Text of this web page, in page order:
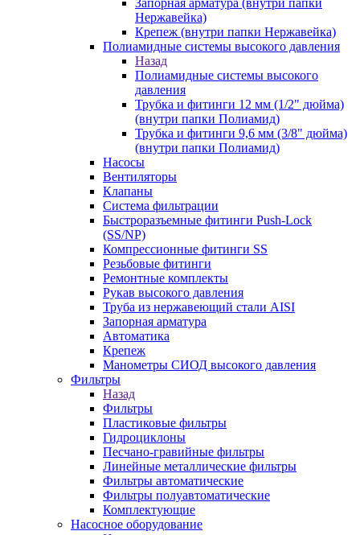
Запорная арматура (внутри папки
Нержавейка)
Крепеж (внутри папки Нержавейка)
Полиамидные системы высокого давления
Назад
Полиамидные системы высокого
давления
Трубка и фитинги 12 мм (1/2" дюйма)
(внутри папки Полиамид)
Трубка и фитинги 9,6 мм (3/8" дюйма)
(внутри папки Полиамид)
Насосы
Вентиляторы
Клапаны
Система фильтрации
Быстроразъемные фитинги Push-Lock
(SS/NP)
Компрессионные фитинги SS
Резьбовые фитинги
Ремонтные комплекты
Рукав высокого давления
Труба из нержавеющий стали AISI
Запорная арматура
Автоматика
Крепеж
Манометры СИОД высокого давления
Фильтры
Назад
Фильтры
Пластиковые фильтры
Гидроциклоны
Песчано-гравийные фильтры
Линейные металлические фильтры
Фильтры автоматические
Фильтры полуавтоматические
Комплектующие
Насосное оборудование